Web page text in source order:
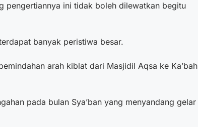
pengertiannya ini tidak boleh dilewatkan begitu
banyak peristiwa besar.
arah kiblat dari Masjidil Aqsa ke Ka’bah
pada bulan Sya’ban yang menyandang gelar